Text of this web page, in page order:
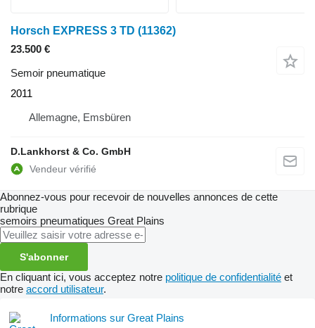
Horsch EXPRESS 3 TD (11362)
23.500 €
Semoir pneumatique
2011
Allemagne, Emsbüren
D.Lankhorst & Co. GmbH
Abonnez-vous pour recevoir de nouvelles annonces de cette
rubrique
semoirs pneumatiques Great Plains
S'abonner
En cliquant ici, vous acceptez notre politique de confidentialité et
notre accord utilisateur.
Informations sur Great Plains